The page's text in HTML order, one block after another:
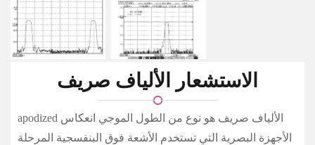
الاستشعار الألياف صريف
apodized الألياف صريف هو نوع من الطول الموجي انعكاس
الأجهزة البصرية التي تستخدم الأشعة فوق البنفسجية المرحلة